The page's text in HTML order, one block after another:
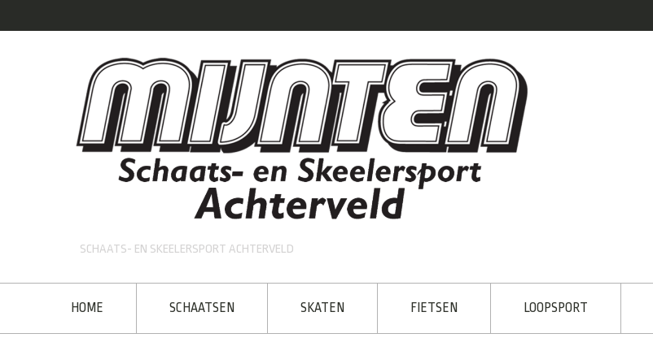
SCHAATS- EN SKEELERSPORT ACHTERVELD
HOME SCHAATSEN SKATEN FIETSEN LOOPSPORT